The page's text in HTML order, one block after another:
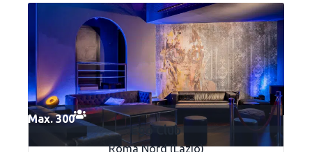
Max. 300
Ego Club
Roma Nord (Lazio)